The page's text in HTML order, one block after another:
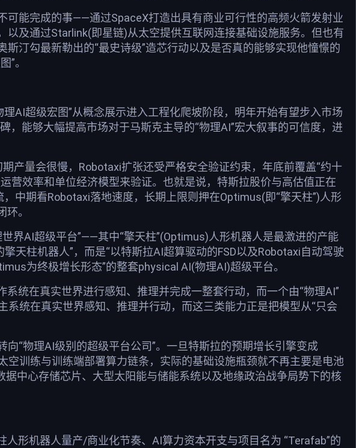
可能完成的事——通过SpaceX打造出具有商业可行性的高频火箭发射业
及通过Starlink(即星链)从太空提供互联网连接基础设施服务。但也有
汀勾最新勒出的“最史诗级”造芯行动以及是否真的能够实现他憧憬的
”。
AI超级宏图”从概念展示进入工程化爬坡阶段，明年开始有望步入市场
能够大幅提高市场对于马斯克主导的“物理AI”宏大叙事的可信度，进
产量会很慢，Robotaxi扩张还受严格安全验证约束，年底前覆盖“约十
营效率和单位经济模型来验证。也就是说，特斯拉股价与高估值正在
中期看Robotaxi落地速度，长期上限则押在Optimus(即“擎天柱”)人形
。
界AI超级平台”——其中“擎天柱”(Optimus)人形机器人是最激进的产能
天柱机器人”，而是“以特斯拉AI超算驱动的FSD以及Robotaxi自动驾驶
为终极增长形态”的整套physical AI(物理AI)超级平台。
统在真实世界进行感知、推理并完成一整套行动，而一个由“物理AI”
统在真实世界感知、推理并行动，而这三类能力正是把模型从“只会
“物理AI级别的超级平台公司”。一旦特斯拉的预期增长引擎变成
训练与训练端部署算力链条，实际的基础设施瓶颈就不再主要是电池
中心存储芯片、大型太阳能与储能系统以及地缘政治战争局势下的核
形机器人量产/商业化节奏、AI算力资本开支与项目名为 “Terafab”的